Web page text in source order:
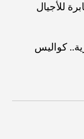
للأجيال
كواليس